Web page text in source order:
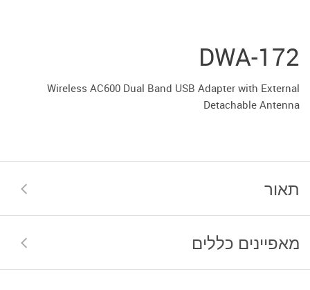
DWA-172
Wireless AC600 Dual Band USB Adapter with External
Detachable Antenna
תאור
מאפיינים כללים